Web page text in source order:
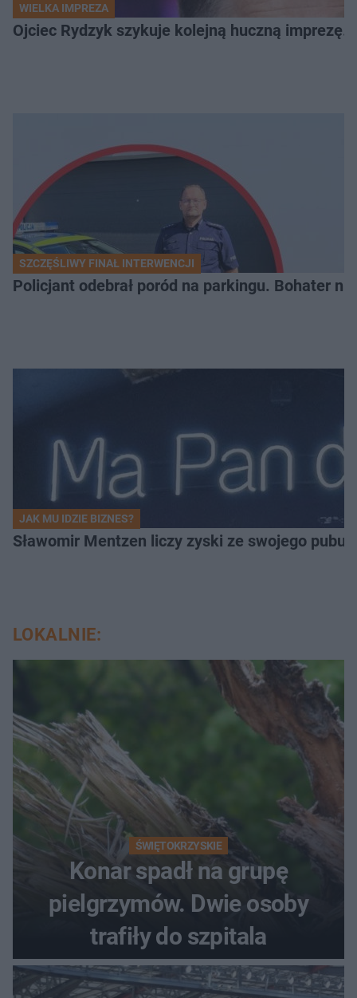
WIELKA IMPREZA
Ojciec Rydzyk szykuje kolejną huczną imprezę.
SZCZĘŚLIWY FINAŁ INTERWENCJI
Policjant odebrał poród na parkingu. Bohater
JAK MU IDZIE BIZNES?
Sławomir Mentzen liczy zyski ze swojego
LOKALNIE:
ŚWIĘTOKRZYSKIE
Konar spadł na grupę
pielgrzymów. Dwie osoby
trafiły do szpitala